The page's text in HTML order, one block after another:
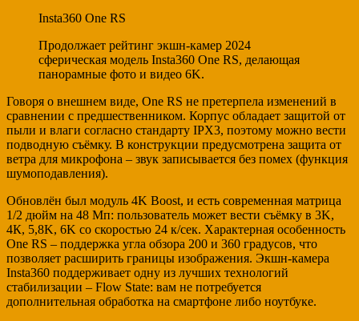
Insta360 One RS
Продолжает рейтинг экшн-камер 2024
сферическая модель Insta360 One RS, делающая
панорамные фото и видео 6K.
Говоря о внешнем виде, One RS не претерпела изменений в
сравнении с предшественником. Корпус обладает защитой от
пыли и влаги согласно стандарту IPX3, поэтому можно вести
подводную съёмку. В конструкции предусмотрена защита от
ветра для микрофона – звук записывается без помех (функция
шумоподавления).
Обновлён был модуль 4K Boost, и есть современная матрица
1/2 дюйм на 48 Мп: пользователь может вести съёмку в 3K,
4К, 5,8K, 6K со скоростью 24 к/сек. Характерная особенность
One RS – поддержка угла обзора 200 и 360 градусов, что
позволяет расширить границы изображения. Экшн-камера
Insta360 поддерживает одну из лучших технологий
стабилизации – Flow State: вам не потребуется
дополнительная обработка на смартфоне либо ноутбуке.